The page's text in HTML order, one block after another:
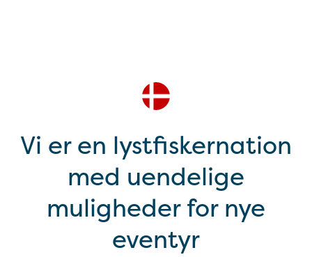
Vi er en lystfiskernation
med uendelige
muligheder for nye
eventyr